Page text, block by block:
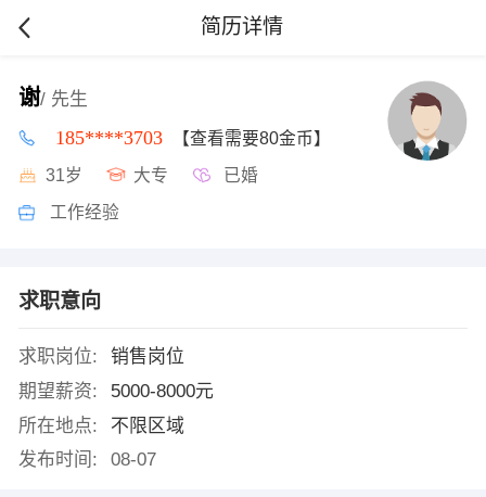
简历详情
谢/ 先生
185****3703 【查看需要80金币】
31岁 大专 已婚
工作经验
求职意向
求职岗位:
销售岗位
期望薪资:
5000-8000元
所在地点:
不限区域
发布时间:
08-07